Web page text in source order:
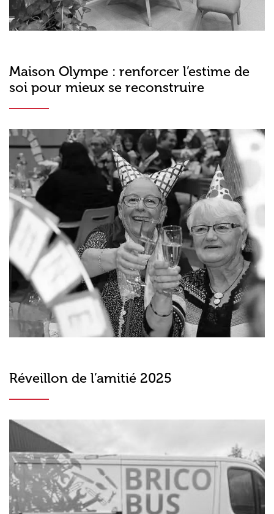
Maison Olympe : renforcer l’estime de
soi pour mieux se reconstruire
Réveillon de l’amitié 2025